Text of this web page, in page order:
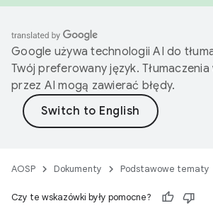
Google używa technologii AI do
Twój preferowany język.
przez AI mogą zawierać błędy.
AOSP Dokumenty Podstawowe tematy
Czy te wskazówki były pomocne?